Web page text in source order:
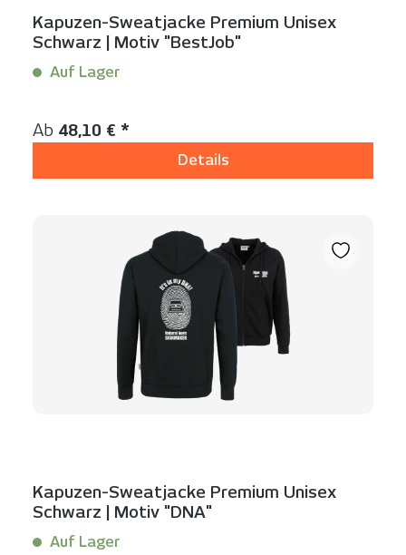
Kapuzen-Sweatjacke Premium Unisex
Schwarz | Motiv "BestJob"
Auf Lager
Regulärer Preis:
Ab 48,10 € *
Details
Kapuzen-Sweatjacke Premium Unisex
Schwarz | Motiv "DNA"
Auf Lager